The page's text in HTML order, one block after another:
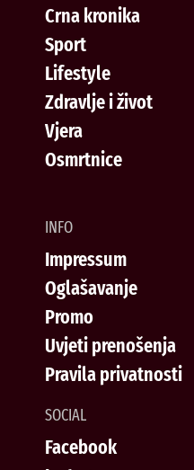
Crna kronika
Sport
Lifestyle
Zdravlje i život
Vjera
Osmrtnice
INFO
Impressum
Oglašavanje
Promo
Uvjeti prenošenja
Pravila privatnosti
SOCIAL
Facebook